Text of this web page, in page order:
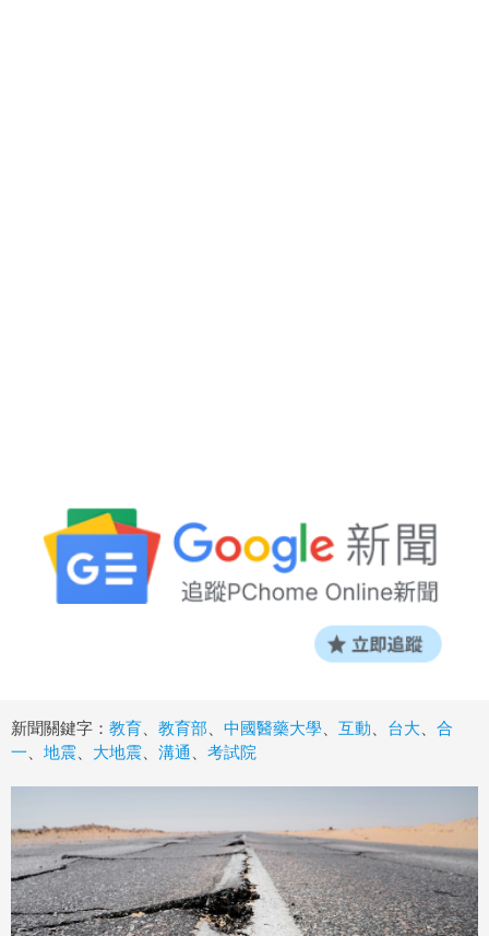
新聞關鍵字： 教育 教育部 中國醫藥大學 互動 台大
合
一
地震 大地震 溝通 考試院